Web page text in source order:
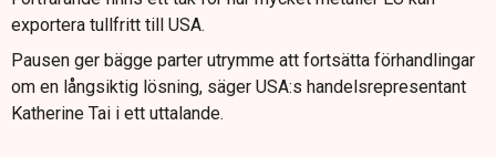
exportera tullfritt till USA.
Pausen ger bägge parter utrymme att fortsätta förhandlingar
om en långsiktig lösning, säger USA:s handelsrepresentant
Katherine Tai i ett uttalande.